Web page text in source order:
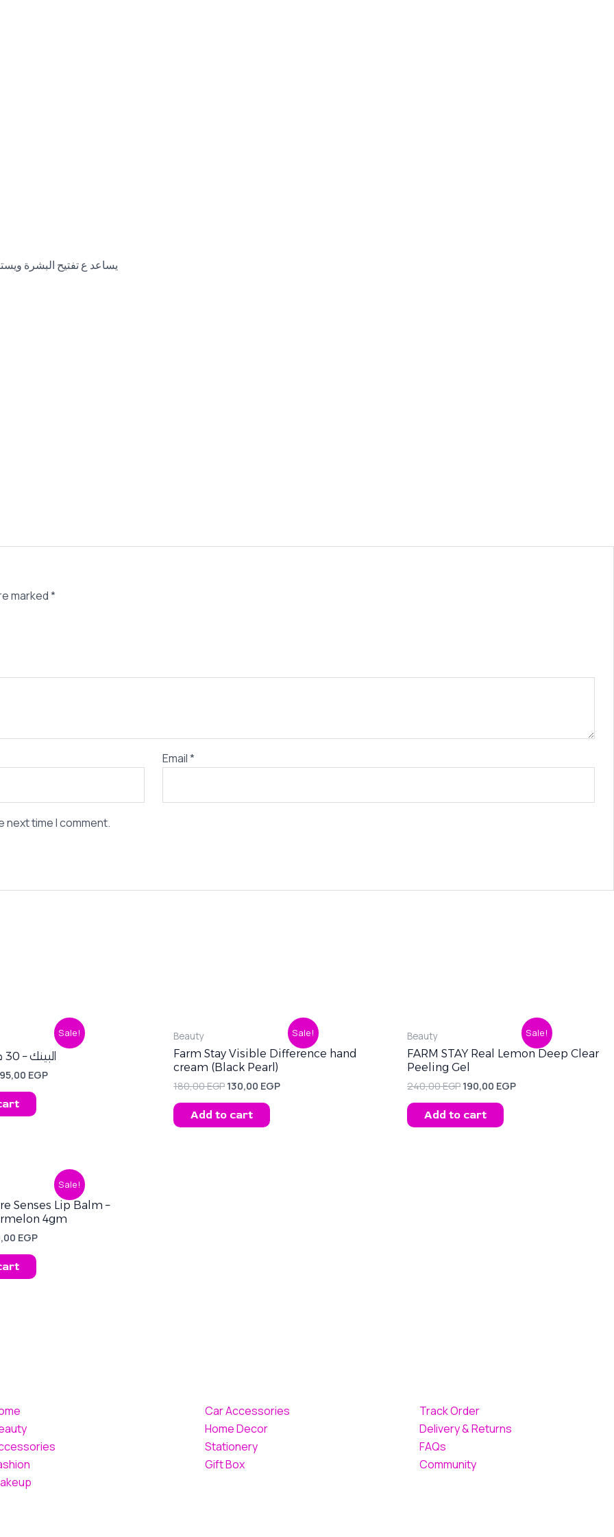
يساعد ع تفتيح البشرة
marked*
Email*
next time I comment.
Sale!
برفيوم SI البينك – 30 مل
EGP.
EGP
Current
price
is:
195,00 EGP.
Sale!
Beauty
Farm Stay Visible Difference hand
cream (Black Pearl)
180,00EGP
was:
180,00 EGP.
130,00 EGP
Current
price
is:
Add to cart
Sale!
Beauty
FARM STAY Real Lemon Deep Clear
Peeling Gel
240,00EGP
was:
240,00 EGP.
190,00 EGP
Current
price
is:
Add to cart
Sale!
Senses Lip Balm –
4gm
EGP.
EGP
Current
price
is:
70,00 EGP.
Car Accessories
Home Decor
Stationery
Gift Box
Track Order
Delivery & Returns
FAQs
Community